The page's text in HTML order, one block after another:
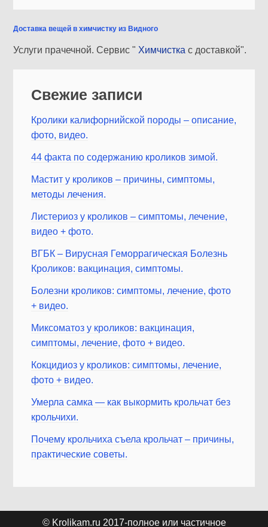
Доставка вещей в химчистку из Видного
Услуги прачечной. Сервис " Химчистка с доставкой".
Свежие записи
Кролики калифорнийской породы – описание,
фото, видео.
44 факта по содержанию кроликов зимой.
Мастит у кроликов – причины, симптомы,
методы лечения.
Листериоз у кроликов – симптомы, лечение,
видео + фото.
ВГБК – Вирусная Геморрагическая Болезнь
Кроликов: вакцинация, симптомы.
Болезни кроликов: симптомы, лечение, фото
+ видео.
Миксоматоз у кроликов: вакцинация,
симптомы, лечение, фото + видео.
Кокцидиоз у кроликов: симптомы, лечение,
фото + видео.
Умерла самка — как выкормить крольчат без
крольчихи.
Почему крольчиха съела крольчат – причины,
практические советы.
© Krolikam.ru 2017-полное или частичное